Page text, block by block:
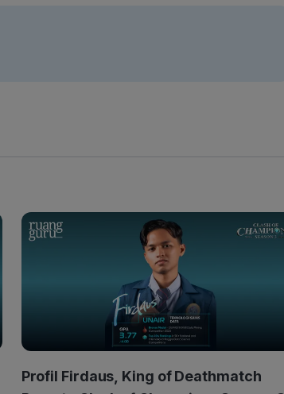
Profil Firdaus, King of Deathmatch